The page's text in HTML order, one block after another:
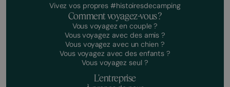
Vivez vos propres #histoiresdecamping
Comment voyagez-vous ?
Vous voyagez en couple ?
Vous voyagez avec des amis ?
Vous voyagez avec un chien ?
Vous voyagez avec des enfants ?
Vous voyagez seul ?
L'entreprise